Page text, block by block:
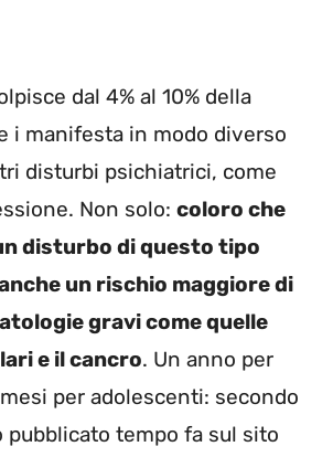
dal 4% al 10% della
i manifesta in modo diverso
disturbi psichiatrici, come
Non solo: coloro che
disturbo di questo tipo
un rischio maggiore di
gravi come quelle
e il cancro. Un anno per
per adolescenti: secondo
pubblicato tempo fa sul sito